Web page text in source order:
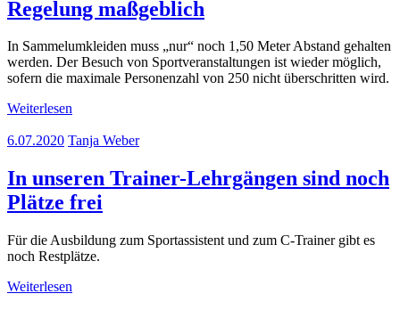
Regelung maßgeblich
In Sammelumkleiden muss „nur“ noch 1,50 Meter Abstand gehalten
werden. Der Besuch von Sportveranstaltungen ist wieder möglich,
sofern die maximale Personenzahl von 250 nicht überschritten wird.
Weiterlesen
6.07.2020 Tanja Weber
In unseren Trainer-Lehrgängen sind noch
Plätze frei
Für die Ausbildung zum Sportassistent und zum C-Trainer gibt es
noch Restplätze.
Weiterlesen